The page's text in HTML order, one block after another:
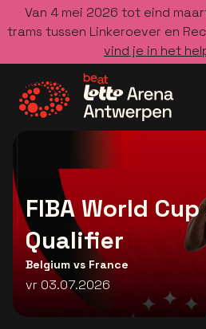
Van 4 mei 2026 tot eind
trams tussen Linkeroever en
vind je in het
Ga naar de homepage
FIBA World
Qualifier
Belgium vs France
vr 03.07.2026